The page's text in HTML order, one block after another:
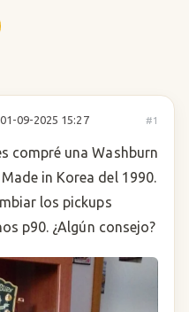
01-09-2025 15:27 #1
compré una Washburn
in Korea del 1990.
los pickups
p90. ¿Algún consejo?